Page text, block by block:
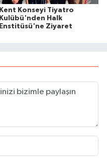
Kent Konseyi Tiyatro
Kulübü'nden Halk
Enstitüsü'ne Ziyaret